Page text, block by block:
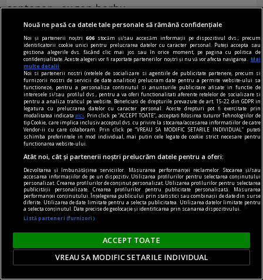
centenar - eugen barbu
Dilemele decadenței
Există aici, poate, o secretă soteriologie la
confiniile cu sensibilitatea decadentă, și anume
credința că printr-o înălțare estetică deasupra
oricărei etici contingente.
centenar - eugen barbu
Nouă ne pasă ca datele tale personale să rămână confidențiale
Noi și partenerii noștri606 stocăm și/sau accesăm informații pe dispozitivul dvs., precum
identificatorii cookie unici pentru prelucrarea datelor cu caracter personal. Puteți accepta sau
gestiona alegerile dvs. făcând clic mai jos sau în orice moment, pe pagina cu politica de
confidențialitate. Aceste alegeri vor fi raportate partenerilor noștri și nu vă vor afecta navigarea.
Mai
multe detalii
Noi si partenerii nostri (retelele de socializare si agentiile de publicitate partenere, precum si
furnizorii nostri de servicii de date analitice) prelucram date pentru a permite website-ului sa
functioneze, pentru a personaliza continutul si anunturile publicitare afisate in functie de
interesele si/sau profilul dvs., pentru a va oferi functionalitati aferente retelelor de socializare si
pentru a analiza traficul pe website. Beneficiati de drepturile prevazute de art. 15-22 din GDPR in
legatura cu prelucrarea datelor cu caracter personal. Aceste drepturi pot fi exercitate prin
modalitatea indicataaici
. Prin click pe “ACCEPT TOATE”, acceptati folosirea tuturor Tehnologiilor de
tip Cookie, care implica inclusiv acceptul dvs. cu privire la stocarea/accesarea informatiilor de catre
Vendor-ii cu care colaboram. Prin click pe “VREAU SA MODIFIC SETARILE INDIVIDUAL” puteti
schimba preferintele in mod individual, mai putin cele legate de cookie strict necesare pentru
functionarea website-ului.
Atât noi, cât și partenerii noștri prelucrăm datele pentru a oferi:
Dezvoltarea și îmbunătățirea serviciilor. Măsurarea performanței reclamelor. Stocarea și/sau
accesarea informațiilor de pe un dispozitiv. Utilizarea profilurilor pentru selectarea conținutului
personalizat. Crearea profilurilor de conținut personalizat. Utilizarea profilurilor pentru selectarea
publicității personalizate. Crearea profilurilor pentru publicitate personalizată. Măsurarea
performanței conținutului. Înțelegerea publicului prin statistici sau combinații de date din surse
diferite. Utilizarea de date limitate pentru a selecta publicitatea. Utilizarea datelor limitate pentru
a selecta conținutul. Date precise de geolocație și identificarea prin scanarea dispozitivului.
Listă parteneri (furnizori)
ACCEPT TOATE
VREAU SA MODIFIC SETARILE INDIVIDUAL